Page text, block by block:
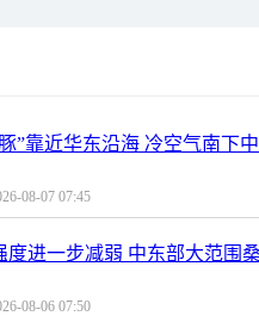
”靠近华东沿海 冷空气南下
08-07 07:45
度进一步减弱 中东部大范围
08-06 07:50